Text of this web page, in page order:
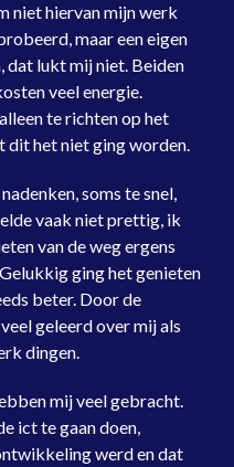
niet hiervan mijn werk
maar een eigen
dat lukt mij niet. Beiden
veel energie.
te richten op het
dit het niet ging worden.
soms te snel,
vaak niet prettig, ik
van de weg ergens
ging het genieten
beter. Door de
geleerd over mij als
dingen.
mij veel gebracht.
ict te gaan doen,
werd en dat